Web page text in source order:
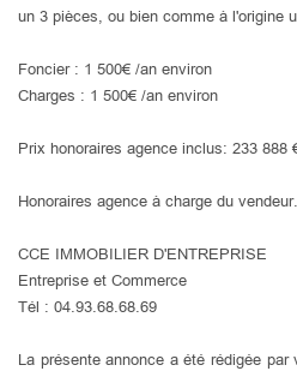
un 3 pièces, ou bien comme à l'origine
Foncier : 1 500€ /an environ
Charges : 1 500€ /an environ
Prix honoraires agence inclus: 233 888
Honoraires agence à charge du vendeur.
CCE IMMOBILIER D'ENTREPRISE
Entreprise et Commerce
Tél : 04.93.68.68.69
La présente annonce a été rédigée